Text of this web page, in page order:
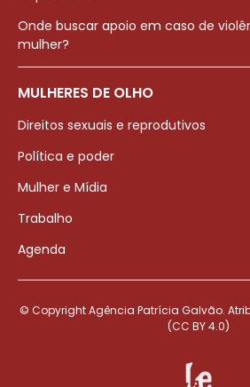
Onde buscar apoio em caso de
mulher?
MULHERES DE OLHO
Direitos sexuais e reprodutivos
Política e poder
Mulher e Mídia
Trabalho
Agenda
© Copyright Agência Patrícia Galvão.
(CC BY 4.0)